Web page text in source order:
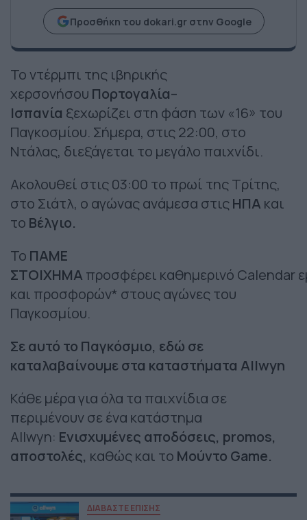
Προσθήκη του dokari.gr στην Google
Το ντέρμπι της ιβηρικής
χερσονήσου Πορτογαλία–
Ισπανία ξεχωρίζει στη φάση των «16» του
Παγκοσμίου. Σήμερα, στις 22:00, στο
Ντάλας, διεξάγεται το μεγάλο παιχνίδι.
Ακολουθεί στις 03:00 το πρωί της Τρίτης,
στο Σιάτλ, ο αγώνας ανάμεσα στιςHΠΑ και
το Βέλγιο.
Το ΠΑΜΕ
ΣΤΟΙΧΗΜΑ προσφέρει καθημερινό Calendar
και προσφορών* στους αγώνες του
Παγκοσμίου.
Σε αυτό το Παγκόσμιο, εδώ σε
καταλαβαίνουμε στα καταστήματα Allwyn
Κάθε μέρα για όλα τα παιχνίδια σε
περιμένουν σε ένα κατάστημα
Allwyn: Eνισχυμένες αποδόσεις, promos,
αποστολές, καθώς και το Mούντο Game.
ΔΙΑΒΑΣΤΕ ΕΠΙΣΗΣ